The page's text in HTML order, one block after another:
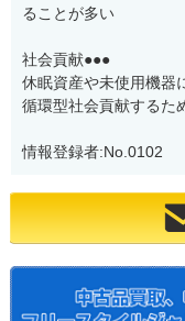
ることが多い
社会貢献●●●
休眠資産や未使用機器
循環型社会貢献するた
情報登録者:No.0102